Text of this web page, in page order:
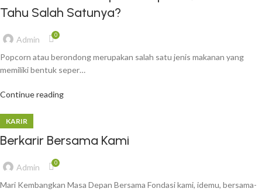
Tahu Salah Satunya?
Admin 0
Popcorn atau berondong merupakan salah satu jenis makanan yang
memiliki bentuk seper…
Continue reading
KARIR
Berkarir Bersama Kami
Admin 0
Mari Kembangkan Masa Depan Bersama Fondasi kami, idemu, bersama-